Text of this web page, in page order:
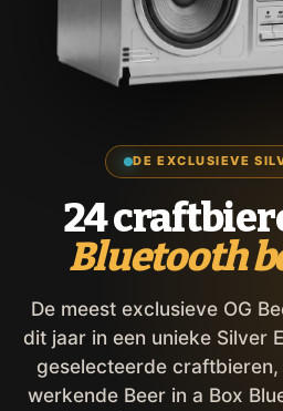
DE EXCLUSIEVE
24
Bluetooth
De meest exclusieve OG
dit jaar in een unieke Silver
geselecteerde
werkende Beer in a Box